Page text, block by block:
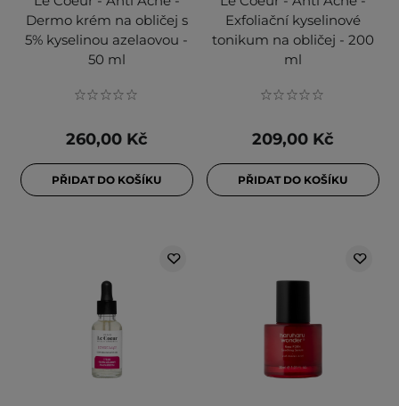
Dermo krém na obličej s
5% kyselinou azelaovou -
50 ml
260,00 Kč
PŘIDAT DO KOŠÍKU
Exfoliační kyselinové
tonikum na obličej - 200
ml
209,00 Kč
PŘIDAT DO KOŠÍKU